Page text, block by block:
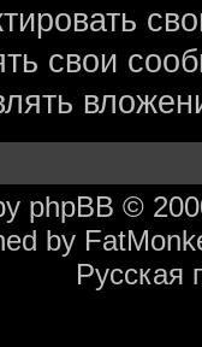
свои
phpBB ©
by
Русская